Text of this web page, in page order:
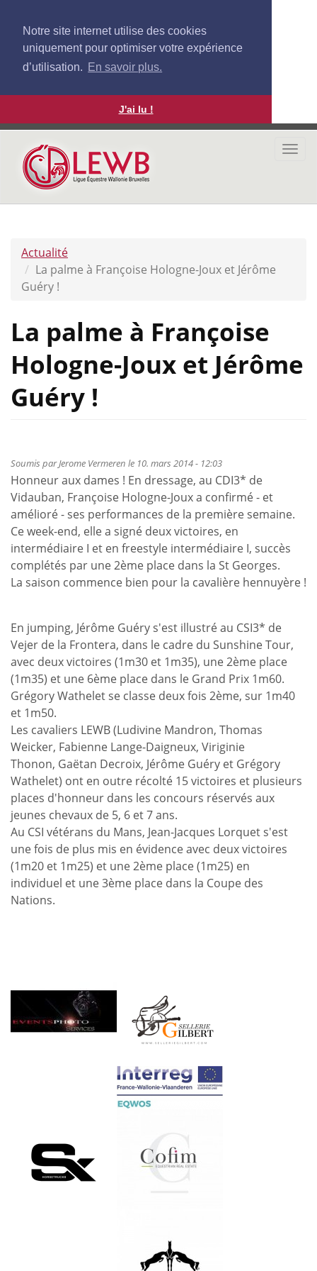
Notre site internet utilise des cookies
uniquement pour optimiser votre expérience
d’utilisation. En savoir plus.
J'ai lu !
Aller
contenu
principal
Actualité
La palme à Françoise Hologne-Joux et Jérôme
Guéry !
La palme à Françoise
Hologne-Joux et Jérôme
Guéry !
Soumis parJerome Vermeren le 10. mars 2014 - 12:03
Honneur aux dames ! En dressage, au CDI3* de
Vidauban, Françoise Hologne-Joux a confirmé - et
amélioré - ses performances de la première semaine.
Ce week-end, elle a signé deux victoires, en
intermédiaire I et en freestyle intermédiaire I, succès
complétés par une 2ème place dans la St Georges.
La saison commence bien pour la cavalière hennuyère !
En jumping, Jérôme Guéry s'est illustré au CSI3* de
Vejer de la Frontera, dans le cadre du Sunshine Tour,
avec deux victoires (1m30 et 1m35), une 2ème place
(1m35) et une 6ème place dans le Grand Prix 1m60.
Grégory Wathelet se classe deux fois 2ème, sur 1m40
et 1m50.
Les cavaliers LEWB (Ludivine Mandron, Thomas
Weicker, Fabienne Lange-Daigneux, Viriginie
Thonon, Gaëtan Decroix, Jérôme Guéry et Grégory
Wathelet) ont en outre récolté 15 victoires et plusieurs
places d'honneur dans les concours réservés aux
jeunes chevaux de 5, 6 et 7 ans.
Au CSI vétérans du Mans, Jean-Jacques Lorquet s'est
une fois de plus mis en évidence avec deux victoires
(1m20 et 1m25) et une 2ème place (1m25) en
individuel et une 3ème place dans la Coupe des
Nations.